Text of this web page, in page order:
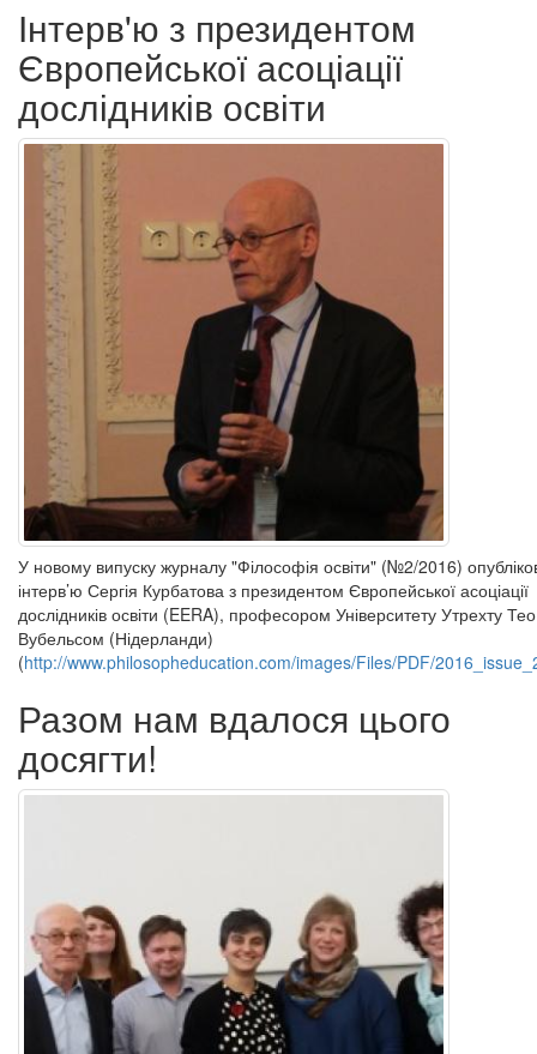
Інтерв'ю з президентом
Європейської асоціації
дослідників освіти
У новому випуску журналу "Філософія освіти" (№2/2016)
інтерв’ю Сергія Курбатова з президентом Європейської асоціації
дослідників освіти (EERA), професором Університету Утрехту Тео
Вубельсом (Нідерланди)
(http://www.philosopheducation.com/images/Files/PDF/
Разом нам вдалося цього
досягти!